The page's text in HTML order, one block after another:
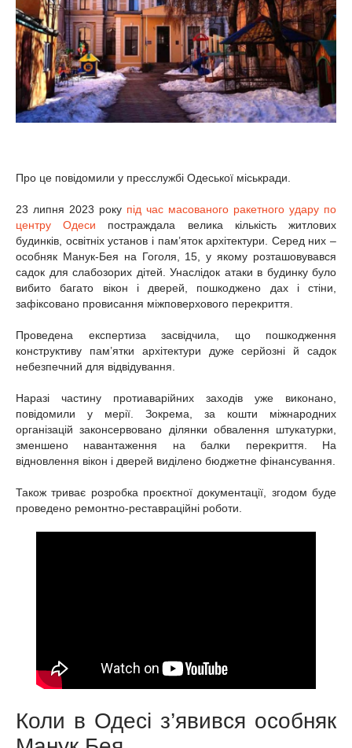
Про це повідомили у пресслужбі Одеської міськради.
23 липня 2023 року під час масованого ракетного удару по
центру Одеси
постраждала велика кількість житлових
будинків, освітніх установ і пам’яток архітектури. Серед них –
особняк Манук-Бея на Гоголя, 15, у якому розташовувався
садок для слабозорих дітей. Унаслідок атаки в будинку було
вибито багато вікон і дверей, пошкоджено дах і стіни,
зафіксовано провисання міжповерхового перекриття.
Проведена експертиза засвідчила, що пошкодження
конструктиву пам’ятки архітектури дуже серйозні й садок
небезпечний для відвідування.
Наразі частину протиаварійних заходів уже виконано,
повідомили у мерії. Зокрема, за кошти міжнародних
організацій законсервовано ділянки обвалення штукатурки,
зменшено навантаження на балки перекриття. На
відновлення вікон і дверей виділено бюджетне фінансування.
Також триває розробка проєктної документації, згодом буде
проведено ремонтно-реставраційні роботи.
Коли в Одесі з’явився особняк